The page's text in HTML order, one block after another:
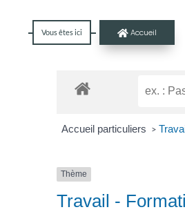
Vous êtes ici  Accueil
Accueil particuliers >
Thème
Travail -